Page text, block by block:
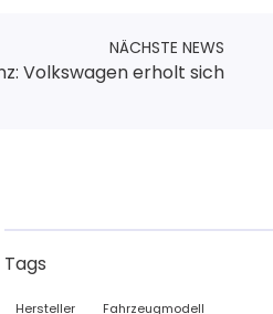
NÄCHSTE NEWS
Volkswagen erholt sich
Tags
Hersteller Fahrzeugmodell